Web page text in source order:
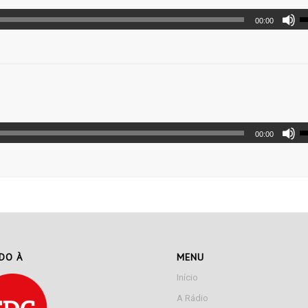
00:00
00:00
À MENU
Início
A Rádio